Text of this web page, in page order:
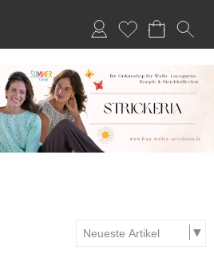
Anmelden
Merkliste